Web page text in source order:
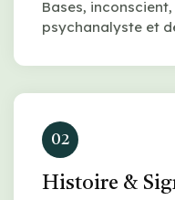
Bases,
psychanalyste et
02
Histoire &